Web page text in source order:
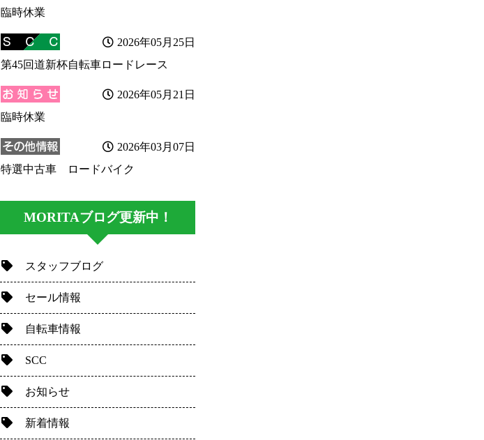
臨時休業
2026年05月25日
第45回道新杯自転車ロードレース
2026年05月21日
臨時休業
2026年03月07日
特選中古車 ロードバイク
MORITAブログ更新中！
スタッフブログ
セール情報
自転車情報
SCC
お知らせ
新着情報